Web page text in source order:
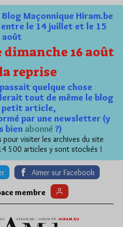
Maçonnique Hiram.be
entre le 14 juillet et le 15
août
dimanche 16 août
reprise
quelque chose
tout de même le blog
petit article,
par une newsletter (y
bien abonné ?)
pour visiter les archives du site
500 articles y sont stockés !
Aimer sur Facebook
membre